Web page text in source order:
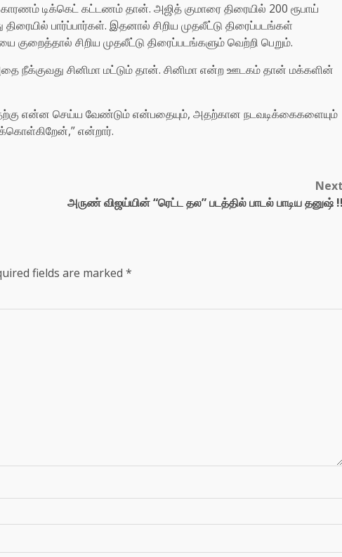
காரணம் டிக்கெட் கட்டணம் தான். அஜித் குமாரை திரையில் 200 ரூபாய்
பார்ப்பார்கள். இதனால் சிறிய முதலீட்டு திரைப்படங்கள்
சிறிய முதலீட்டு திரைப்படங்களும் வெற்றி பெறும்.
நீக்குவது சினிமா மட்டும் தான். சினிமா என்ற ஊடகம் தான் மக்களின்
என்ன செய்ய வேண்டும் என்பதையும், அதற்கான நடவடிக்கைகளையும்
என்றார்.
அருண் விஜய்யின் “ரெட்ட தல” படத்தில் பாடல் பாடிய தனுஷ்
fields are marked *